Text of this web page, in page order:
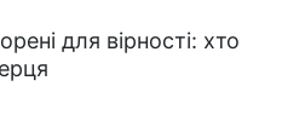
для вірності: хто